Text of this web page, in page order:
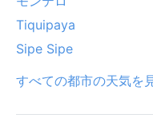
Tiquipaya
Sipe Sipe
すべての都市の天気を